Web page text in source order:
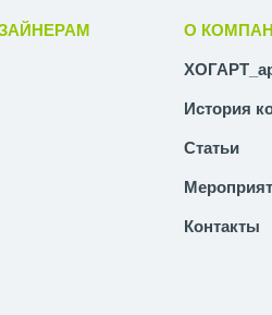
О
История
Статьи
Контакты